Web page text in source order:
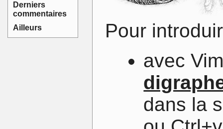
Derniers
commentaires
Ailleurs
Pour
avec
dans la